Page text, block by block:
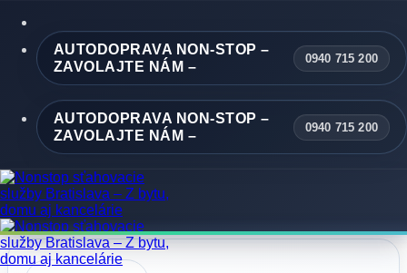
content AUTODOPRAVA NON-STOP –
ZAVOLAJTE NÁM –
0940 715 200
AUTODOPRAVA NON-STOP –
ZAVOLAJTE NÁM –
0940 715 200